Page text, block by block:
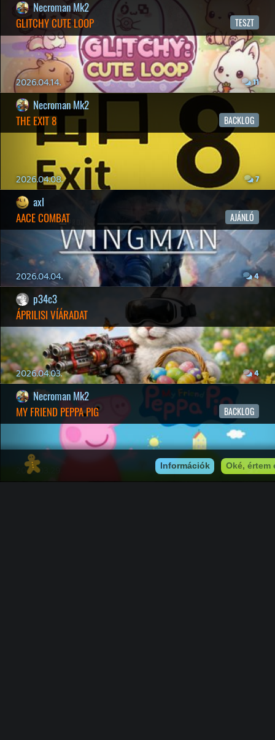
19 éve videójáték minden nap! Copyright 365 Media Kft
Impresszum | Hirdetési ajánlatunk |
Felhasználási feltételek
|
|
Hírek | Cikkek | Podcastok | Blogok |
Gaming Fórum
Offtopic Fórum
RSS | Blog RSS Podcast RSS |
| Youtube | Facebook |
Patreon